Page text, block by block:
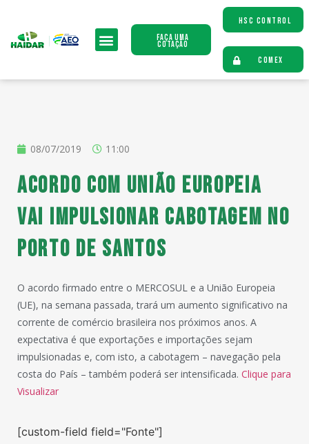
Faça uma
Cotação
HSC CONTROL
COMEX
08/07/2019 11:00
Acordo com União Europeia
vai impulsionar cabotagem no
Porto de Santos
O acordo firmado entre o MERCOSUL e a União Europeia
(UE), na semana passada, trará um aumento significativo na
corrente de comércio brasileira nos próximos anos. A
expectativa é que exportações e importações sejam
impulsionadas e, com isto, a cabotagem – navegação pela
costa do País – também poderá ser intensificada. Clique para
Visualizar
[custom-field field="Fonte"]